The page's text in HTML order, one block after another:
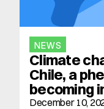
NEWS
Climate
Chile, a
becoming
December 10,